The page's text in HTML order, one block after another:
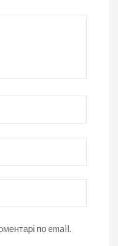
по email.